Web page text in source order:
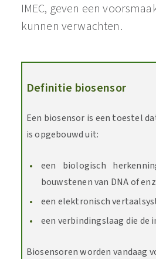
IMEC, geven een
kunnen verwachten.
Definitie biosensor
Een biosensor is een toestel
is opgebouwd uit:
een biologisch
bouwstenen van DNA of
een elektronisch
een verbindingslaag die
Biosensoren worden vandaag